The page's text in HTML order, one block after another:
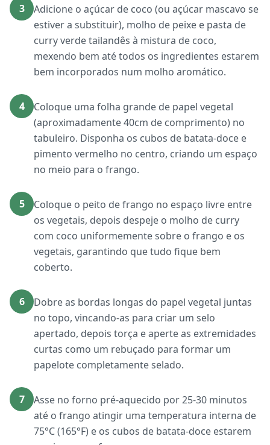
3
Adicione o açúcar de coco (ou açúcar mascavo se
estiver a substituir), molho de peixe e pasta de
curry verde tailandês à mistura de coco,
mexendo bem até todos os ingredientes estarem
bem incorporados num molho aromático.
4
Coloque uma folha grande de papel vegetal
(aproximadamente 40cm de comprimento) no
tabuleiro. Disponha os cubos de batata-doce e
pimento vermelho no centro, criando um espaço
no meio para o frango.
5
Coloque o peito de frango no espaço livre entre
os vegetais, depois despeje o molho de curry
com coco uniformemente sobre o frango e os
vegetais, garantindo que tudo fique bem
coberto.
6
Dobre as bordas longas do papel vegetal juntas
no topo, vincando-as para criar um selo
apertado, depois torça e aperte as extremidades
curtas como um rebuçado para formar um
papelote completamente selado.
7
Asse no forno pré-aquecido por 25-30 minutos
até o frango atingir uma temperatura interna de
75°C (165°F) e os cubos de batata-doce estarem